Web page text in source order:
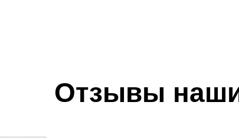
Отзывы